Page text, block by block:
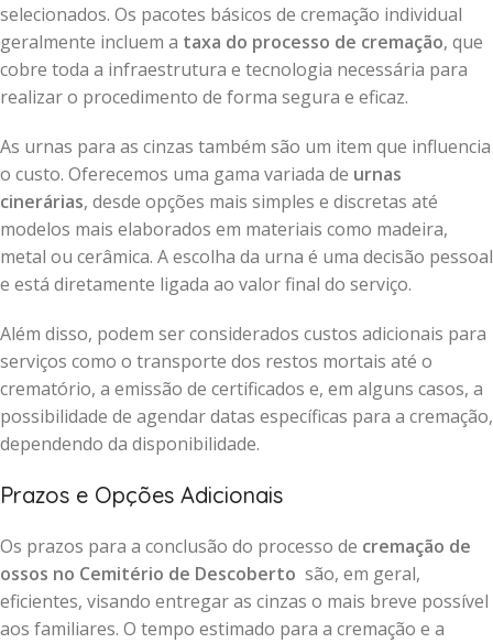
selecionados. Os pacotes básicos de cremação individual
geralmente incluem a taxa do processo de cremação, que
cobre toda a infraestrutura e tecnologia necessária para
realizar o procedimento de forma segura e eficaz.
As urnas para as cinzas também são um item que influencia
o custo. Oferecemos uma gama variada de urnas
cinerárias, desde opções mais simples e discretas até
modelos mais elaborados em materiais como madeira,
metal ou cerâmica. A escolha da urna é uma decisão pessoal
e está diretamente ligada ao valor final do serviço.
Além disso, podem ser considerados custos adicionais para
serviços como o transporte dos restos mortais até o
crematório, a emissão de certificados e, em alguns casos, a
possibilidade de agendar datas específicas para a cremação,
dependendo da disponibilidade.
Prazos e Opções Adicionais
Os prazos para a conclusão do processo de cremação de
ossos no Cemitério de Descoberto são, em geral,
eficientes, visando entregar as cinzas o mais breve possível
aos familiares. O tempo estimado para a cremação e a